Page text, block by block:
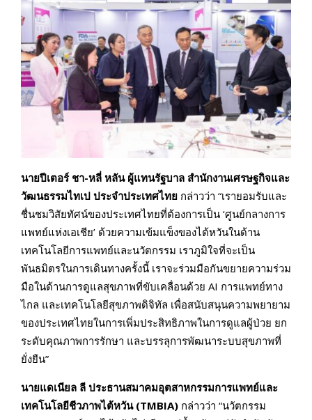
นายปีเตอร์ ชา-หลี่ หลัน ผู้แทนรัฐบาล สำนักงานเศรษฐกิจและ
วัฒนธรรมไทเป ประจำประเทศไทย กล่าวว่า “เรายอมรับและ
ชื่นชมวิสัยทัศน์ของประเทศไทยที่ต้องการเป็น ‘ศูนย์กลางการ
แพทย์แห่งเอเชีย’ ด้วยความเข้มแข็งของไต้หวันในด้าน
เทคโนโลยีการแพทย์และนวัตกรรม เราภูมิใจที่จะเป็น
พันธมิตรในการเดินทางครั้งนี้ เราจะร่วมมือกันขยายความร่วม
มือในด้านการดูแลสุขภาพที่ขับเคลื่อนด้วย AI การแพทย์ทาง
ไกล และเทคโนโลยีสุขภาพดิจิทัล เพื่อสนับสนุนความพยายาม
ของประเทศไทยในการเพิ่มประสิทธิภาพในการดูแลผู้ป่วย ยก
ระดับคุณภาพการรักษา และบรรลุการพัฒนาระบบสุขภาพที่
ยั่งยืน”
นายแดเนียล ลี ประธานสมาคมอุตสาหกรรมการแพทย์และ
เทคโนโลยีชีวภาพไต้หวัน (TMBIA) กล่าวว่า “นวัตกรรม